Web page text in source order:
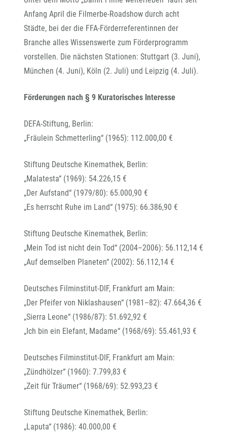
Anfang April die Filmerbe-Roadshow durch acht
Städte, bei der die FFA-Förderreferentinnen der
Branche alles Wissenswerte zum Förderprogramm
vorstellen. Die nächsten Stationen: Stuttgart (3. Juni),
München (4. Juni), Köln (2. Juli) und Leipzig (4. Juli).
Förderungen nach § 9 Kuratorisches Interesse
DEFA-Stiftung, Berlin:
„Fräulein Schmetterling“ (1965): 112.000,00 €
Stiftung Deutsche Kinemathek, Berlin:
„Malatesta“ (1969): 54.226,15 €
„Der Aufstand“ (1979/80): 65.000,90 €
„Es herrscht Ruhe im Land“ (1975): 66.386,90 €
Stiftung Deutsche Kinemathek, Berlin:
„Mein Tod ist nicht dein Tod“ (2004–2006): 56.112,14 €
„Auf demselben Planeten“ (2002): 56.112,14 €
Deutsches Filminstitut-DIF, Frankfurt am Main:
„Der Pfeifer von Niklashausen“ (1981–82): 47.664,36 €
„Sierra Leone“ (1986/87): 51.692,92 €
„Ich bin ein Elefant, Madame“ (1968/69): 55.461,93 €
Deutsches Filminstitut-DIF, Frankfurt am Main:
„Zündhölzer“ (1960): 7.799,83 €
„Zeit für Träumer“ (1968/69): 52.993,23 €
Stiftung Deutsche Kinemathek, Berlin:
„Laputa“ (1986): 40.000,00 €